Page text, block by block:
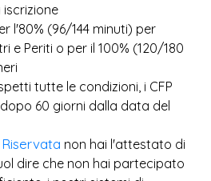
l'80% (96/144 minuti) per
e Periti o per il 100% (120/180
tutte le condizioni, i CFP
60 giorni dalla data del
non hai l'attestato di
dire che non hai partecipato